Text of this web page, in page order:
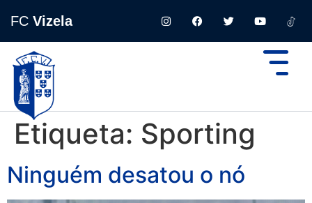
FC Vizela
Etiqueta: Sporting
Ninguém desatou o nó